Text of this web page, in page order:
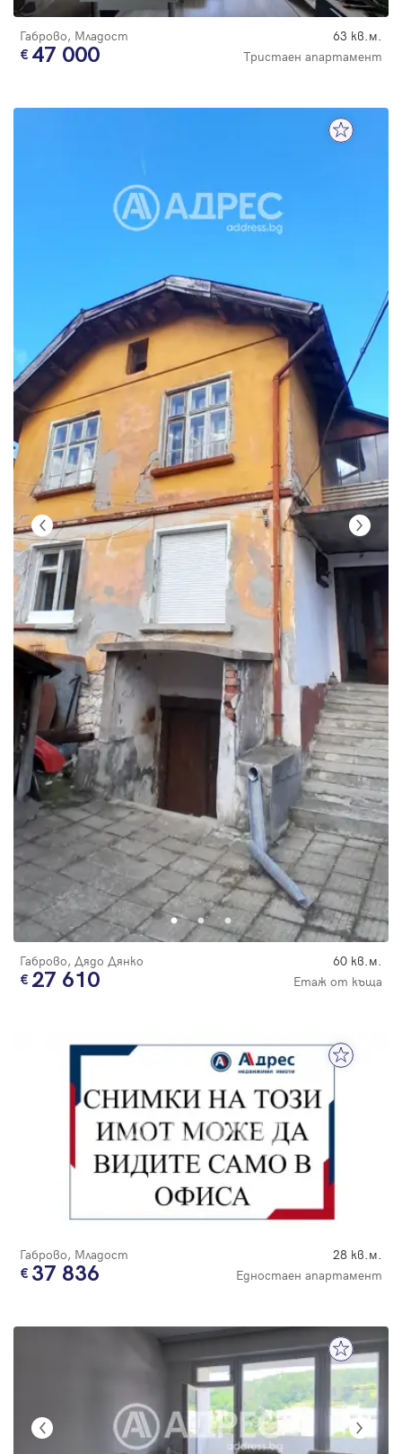
Габрово, Младост 63 кв.м.
47 000 Тристаен апартамент
Габрово, Дядо Дянко 60 кв.м.
27 610 Етаж от къща
Габрово, Младост 28 кв.м.
37 836 Едностаен апартамент